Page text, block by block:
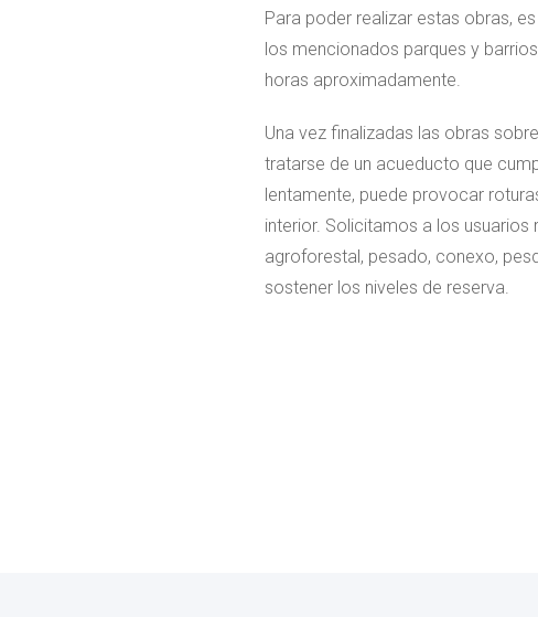
Para poder realizar estas obras,
los mencionados parques y
horas aproximadamente.
Una vez finalizadas las obras
tratarse de un acueducto que
lentamente, puede provocar
interior. Solicitamos a los usuarios
agroforestal, pesado, conexo,
sostener los niveles de reserva.